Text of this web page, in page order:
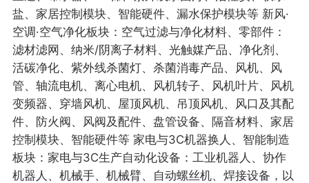
盐、家居控制模块、智能硬件、漏水保护模块等 新风·
空调·空气净化板块：空气过滤与净化材料、零部件：
滤材滤网、纳米/阴离子材料、光触媒产品、净化剂、
活碳净化、紫外线杀菌灯、杀菌消毒产品、风机、风
管、轴流电机、离心电机、风机转子、风机叶片、风机
变频器、穿墙风机、屋顶风机、吊顶风机、风口及其配
件、防火阀、风阀及配件、盘管设备、隔音材料、家居
控制模块、智能硬件等 家电与3C机器换人、智能制造
板块：家电与3C生产自动化设备：工业机器人、协作
机器人、机械手、机械臂、自动螺丝机、焊接设备，以